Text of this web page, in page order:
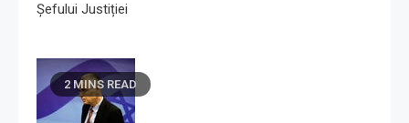
Șefului Justiției
2 MINS READ